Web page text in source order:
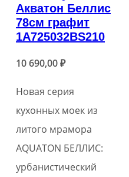
Акватон Беллис
78см графит
1A725032BS210
10 690,00₽
Новая серия
кухонных моек из
литого мрамора
AQUATON БЕЛЛИС:
урбанистический